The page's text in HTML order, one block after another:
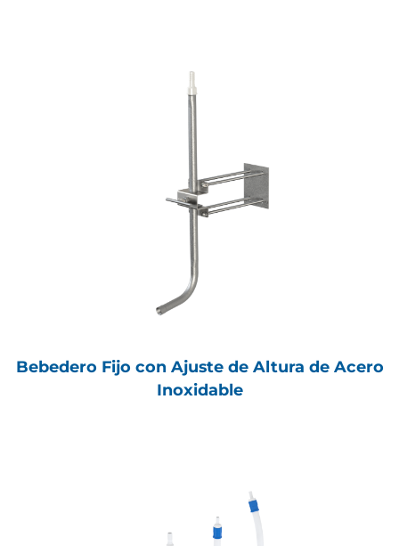
Bebedero Fijo con Ajuste de Altura de Acero
Inoxidable